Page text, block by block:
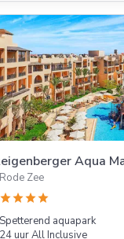
Aqua
Rode Zee
starstarstarstar
Spetterend aquapark
24 uur All Inclusive